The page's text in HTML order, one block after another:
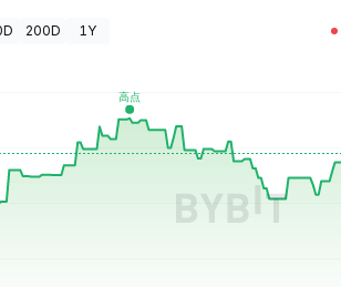
200D 1Y